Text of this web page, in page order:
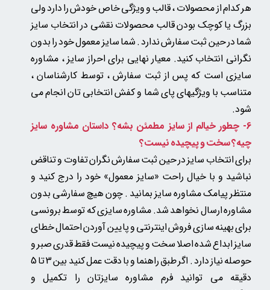
هر کدام از محصولات ، قالب و ویژگی خاص خودش را دارد ولی
بزرگ یا کوچک بودن قالب محصولات نقشی در انتخاب سایز
شما در حین ثبت سفارش ندارد . شما سایز معمول خود را بدون
نگرانی انتخاب کنید. معیار نهایی برای احراز سایز ، مشاوره
سایزی است که پس از ثبت سفارش ، توسط کارشناسان ،
متناسب با ویژگیهای پای شما و کفش انتخابی تان انجام می
شود.​​​​​​​
6- چطور خیالم از سایز مطمئن بشه؟ داستان مشاوره سایز
چیه؟ سخت و پیچیده نیست؟
برای انتخاب سایز در حین ثبت سفارش نگران تفاوت و تناقض
نباشید و با خیال راحت «سایز معمول» خود را درج کنید و
منتظر پیامک مشاوره سایز بمانید . چونهیچ سفارشی بدون
مشاوره ارسال نخواهد شد.مشاوره سایزی که توسط برونسی
برای بهینه سازی فروش اینترنتی و پایین آوردن احتمال خطای
سایز ابداع شده اصلا سخت و پیچیده نیست فقط قدری صبر و
حوصله نیاز دارد . اگر طبق راهنما و با دقت عمل کنید بین 3 تا 5
دقیقه می توانید فرم مشاوره سایزتان را تکمیل و